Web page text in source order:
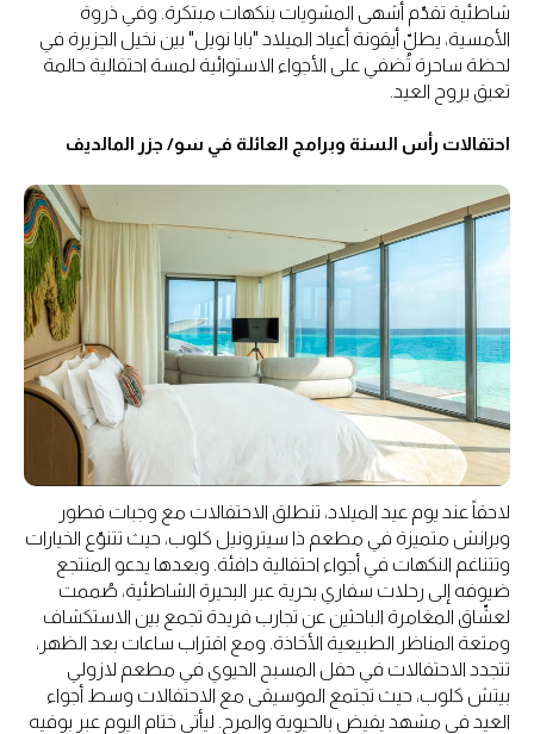
شاطئية تقدّم أشهى المشويات بنكهات مبتكرة. وفي ذروة
الأمسية، يطلّ أيقونة أعياد الميلاد "بابا نويل" بين نخيل الجزيرة في
لحظة ساحرة تُضفي على الأجواء الاستوائية لمسة احتفالية حالمة
تعبق بروح العيد.
احتفالات رأس السنة وبرامج العائلة في سو/ جزر المالديف
لاحقاً عند يوم عيد الميلاد، تنطلق الاحتفالات مع وجبات فطور
وبرانش متميزة في مطعم ذا سيترونيل كلوب، حيث تتنوّع الخيارات
وتتناغم النكهات في أجواء احتفالية دافئة. وبعدها يدعو المنتجع
ضيوفه إلى رحلات سفاري بحرية عبر البحيرة الشاطئية، صُممت
لعشّاق المغامرة الباحثين عن تجارب فريدة تجمع بين الاستكشاف
ومتعة المناظر الطبيعية الأخاذة. ومع اقتراب ساعات بعد الظهر،
تتجدد الاحتفالات في حفل المسبح الحيوي في مطعم لازولي
بيتش كلوب، حيث تجتمع الموسيقى مع الاحتفالات وسط أجواء
العيد في مشهد يفيض بالحيوية والمرح. ليأتي ختام اليوم عبر بوفيه